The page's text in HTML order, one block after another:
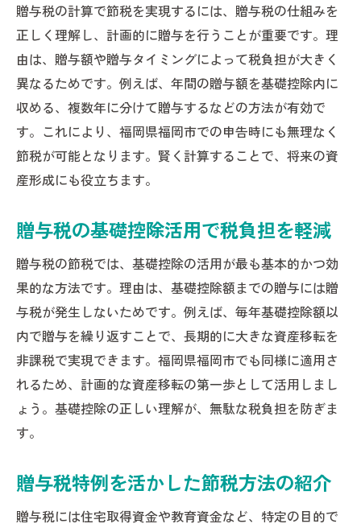
贈与税の計算で節税を実現するには、贈与税の仕組みを
正しく理解し、計画的に贈与を行うことが重要です。理
由は、贈与額や贈与タイミングによって税負担が大きく
異なるためです。例えば、年間の贈与額を基礎控除内に
収める、複数年に分けて贈与するなどの方法が有効で
す。これにより、福岡県福岡市での申告時にも無理なく
節税が可能となります。賢く計算することで、将来の資
産形成にも役立ちます。
贈与税の基礎控除活用で税負担を軽減
贈与税の節税では、基礎控除の活用が最も基本的かつ効
果的な方法です。理由は、基礎控除額までの贈与には贈
与税が発生しないためです。例えば、毎年基礎控除額以
内で贈与を繰り返すことで、長期的に大きな資産移転を
非課税で実現できます。福岡県福岡市でも同様に適用さ
れるため、計画的な資産移転の第一歩として活用しまし
ょう。基礎控除の正しい理解が、無駄な税負担を防ぎま
す。
贈与税特例を活かした節税方法の紹介
贈与税には住宅取得資金や教育資金など、特定の目的で